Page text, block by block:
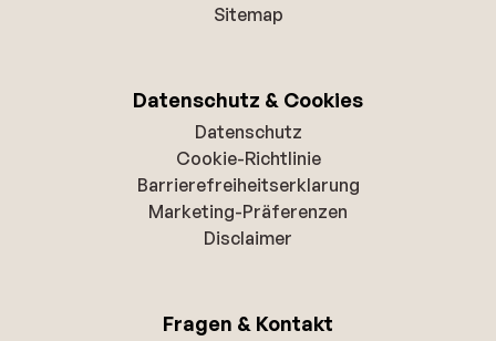
Sitemap
Datenschutz & Cookies
Datenschutz
Cookie-Richtlinie
Barrierefreiheitserklarung
Marketing-Präferenzen
Disclaimer
Fragen & Kontakt